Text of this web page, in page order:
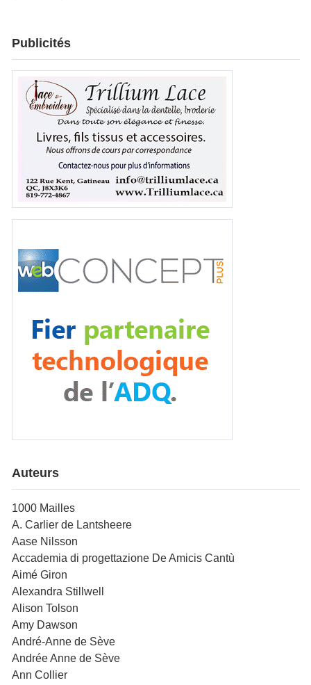
Publicités
Auteurs
1000 Mailles
A. Carlier de Lantsheere
Aase Nilsson
Accademia di progettazione De Amicis Cantù
Aimé Giron
Alexandra Stillwell
Alison Tolson
Amy Dawson
André-Anne de Sève
Andrée Anne de Sève
Ann Collier